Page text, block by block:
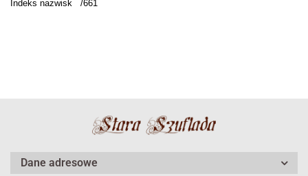
Indeks nazwisk /661
Dane adresowe